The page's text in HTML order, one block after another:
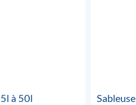
à 50l